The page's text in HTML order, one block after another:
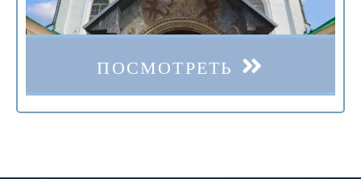
ПОСМОТРЕТЬ